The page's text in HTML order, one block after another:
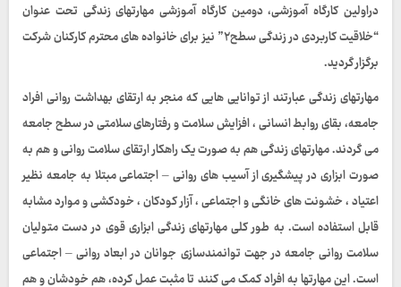
دراولین کارگاه آموزشی، دومین کارگاه آموزشی مهارتهای زندگی تحت عنوان
“خلاقیت کاربردی در زندگی سطح۲” نیز برای خانواده های محترم کارکنان شرکت
برگزار گردید.
مهارتهای زندگی عبارتند از توانایی هایی که منجر به ارتقای بهداشت روانی افراد
جامعه، بقای روابط انسانی ، افزایش سلامت و رفتارهای سلامتی در سطح جامعه
می گردند. مهارتهای زندگی هم به صورت یک راهکار ارتقای سلامت روانی و هم به
صورت ابزاری در پيشگيری از آسيب های روانی – اجتماعی مبتلا به جامعه نظير
اعتياد ، خشونت های خانگی و اجتماعی ، آزار کودکان ، خودکشی و موارد مشابه
قابل استفاده است. به طور کلی مهارتهای زندگی ابزاری قوی در دست متوليان
سلامت روانی جامعه در جهت توانمندسازی جوانان در ابعاد روانی – اجتماعی
است. این مهارتها به افراد کمک می کنند تا مثبت عمل کرده، هم خودشان و هم